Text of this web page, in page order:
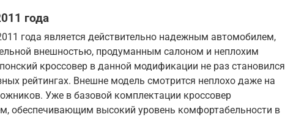
года
года является действительно надежным автомобилем,
внешностью, продуманным салоном и неплохим
кроссовер в данной модификации не раз становился
рейтингах. Внешне модель смотрится неплохо даже на
Уже в базовой комплектации кроссовер
обеспечивающим высокий уровень комфортабельности в